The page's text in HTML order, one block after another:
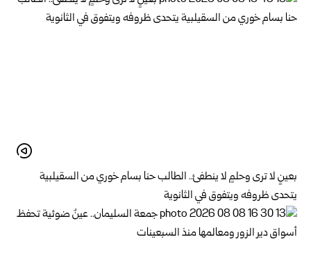
بعينٍ لا ترى وحلمٍ لا ينطفئ.. الطالب حنا بسام خوري من السقيلبية
يتحدى ظروفه ويتفوق في الثانوية